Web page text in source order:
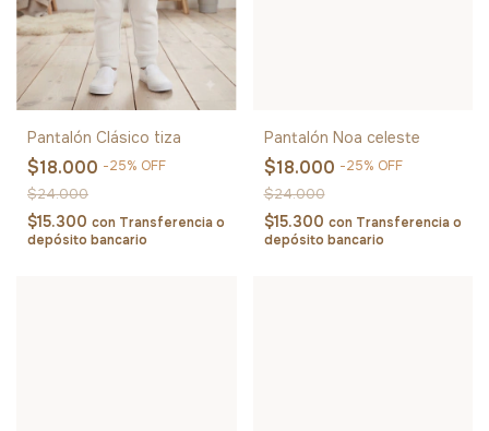
Pantalón Clásico tiza
$18.000 -25% OFF
$24.000
$15.300 con Transferencia o
depósito bancario
Pantalón Noa celeste
$18.000 -25% OFF
$24.000
$15.300 con Transferencia o
depósito bancario